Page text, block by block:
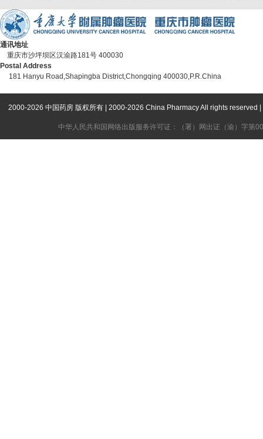
通讯地址
重庆市沙坪坝区汉渝路181号 400030
Postal Address
181 Hanyu Road,Shapingba District,Chongqing 400030,P.R.China
2000-2026 中国药房 版权所有 | 2000-2026 China Pharmacy All rights reserved
中华人民共和国网络出版服务许可证：（署）网出证（渝）字第